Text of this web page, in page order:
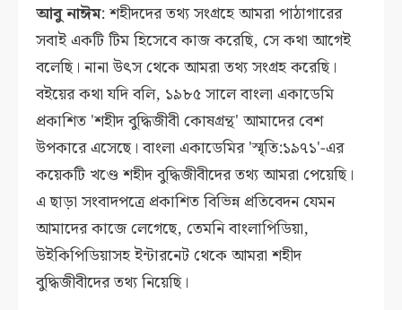
আবু নাঈম: শহীদদের তথ্য সংগ্রহে আমরা পাঠাগারের
সবাই একটি টিম হিসেবে কাজ করেছি, সে কথা আগেই
বলেছি। নানা উৎস থেকে আমরা তথ্য সংগ্রহ করেছি।
বইয়ের কথা যদি বলি, ১৯৮৫ সালে বাংলা একাডেমি
প্রকাশিত 'শহীদ বুদ্ধিজীবী কোষগ্রন্থ' আমাদের বেশ
উপকারে এসেছে। বাংলা একাডেমির 'স্মৃতি:১৯৭১'-এর
কয়েকটি খণ্ডে শহীদ বুদ্ধিজীবীদের তথ্য আমরা পেয়েছি।
এ ছাড়া সংবাদপত্রে প্রকাশিত বিভিন্ন প্রতিবেদন যেমন
আমাদের কাজে লেগেছে, তেমনি বাংলাপিডিয়া,
উইকিপিডিয়াসহ ইন্টারনেট থেকে আমরা শহীদ
বুদ্ধিজীবীদের তথ্য নিয়েছি।